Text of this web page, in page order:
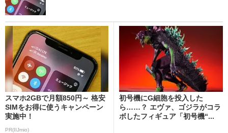
スマホ2GBで月額850円～ 格安
SIMをお得に使うキャンペーン
実施中！
PR(IIJmio)
初号機にG細胞を投入した
ら……？ エヴァ、ゴジラがコラ
ボしたフィギュア「初号機“...